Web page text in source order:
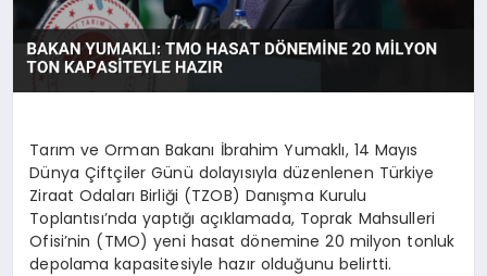
TEKNOLOJI
Tarım ve Orman Bakanı İbrahim Yumaklı, 14 Mayıs
Dünya Çiftçiler Günü dolayısıyla düzenlenen Türkiye
Ziraat Odaları Birliği (TZOB) Danışma Kurulu
Toplantısı’nda yaptığı açıklamada, Toprak Mahsulleri
Ofisi’nin (TMO) yeni hasat dönemine 20 milyon tonluk
depolama kapasitesiyle hazır olduğunu belirtti.